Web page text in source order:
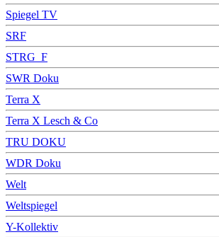
Spiegel TV
SRF
STRG_F
SWR Doku
Terra X
Terra X Lesch & Co
TRU DOKU
WDR Doku
Welt
Weltspiegel
Y-Kollektiv